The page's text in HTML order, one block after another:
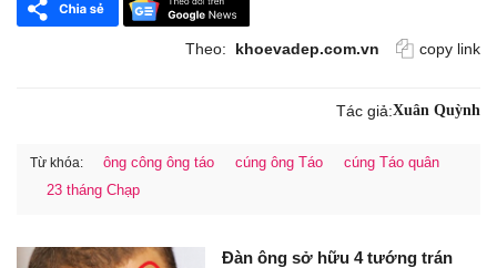
Theo: khoevadep.com.vn copy link
Tác giả:Xuân Quỳnh
Từ khóa: ông công ông táo cúng ông Táo
cúng Táo quân
23 tháng Chạp
Đàn ông sở hữu 4 tướng trán